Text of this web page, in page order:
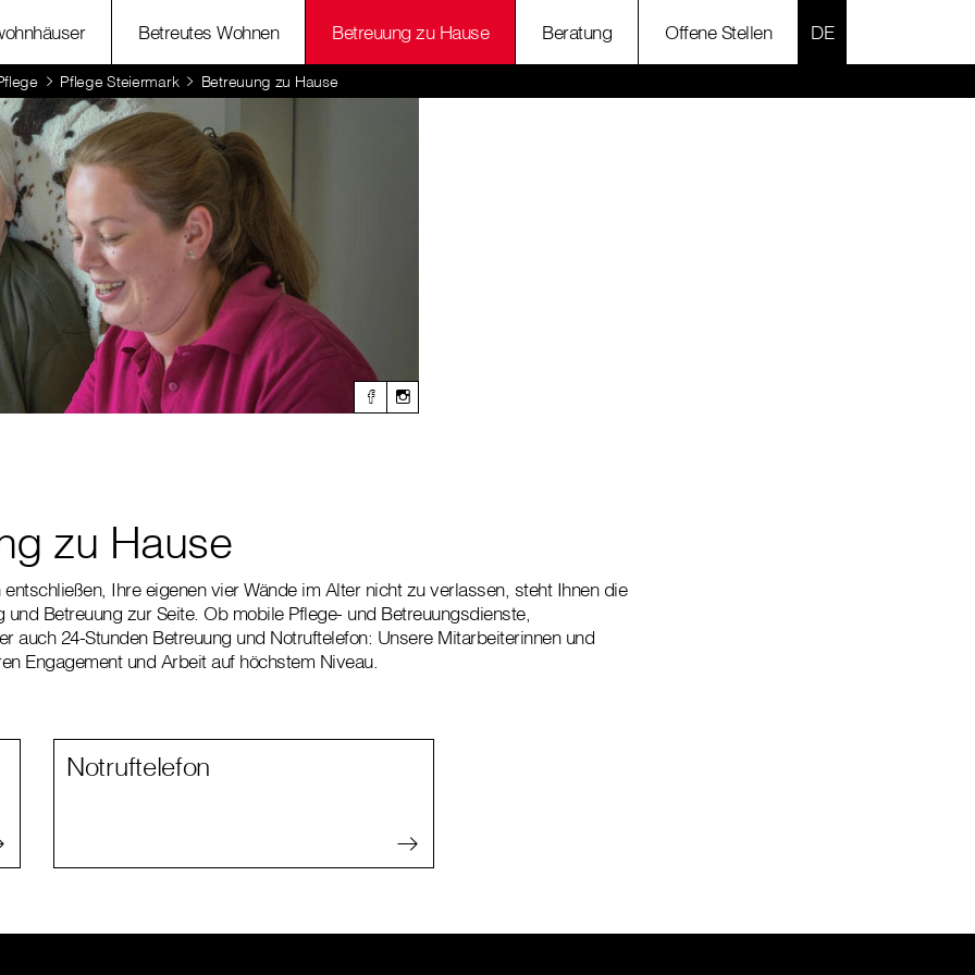
Betreutes Wohnen Betreuung zu Hause Beratung Offene Stellen SPRACHE
Pflege Steiermark Betreuung zu Hause
zu Hause
Ihre eigenen vier Wände im Alter nicht zu verlassen, steht Ihnen die
und Betreuung zur Seite. Ob mobile Pflege- und Betreuungsdienste,
auch 24-Stunden Betreuung und Notruftelefon: Unsere Mitarbeiterinnen und
Engagement und Arbeit auf höchstem Niveau.
Notruftelefon